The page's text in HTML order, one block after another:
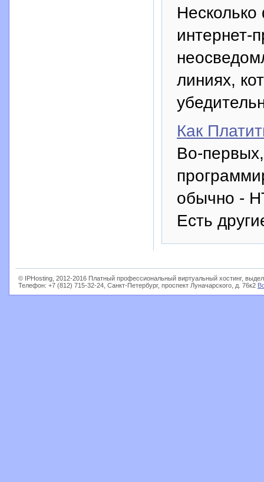
интернет-
линиях,
Как
Во-
обычно -
Есть
© IPHosting, 2012-2016 Платный профессиональный виртуальный хостинг,
Телефон: +7 (812) 715-32-24, Санкт-Петербург, проспект Луначарского, д. 76к2